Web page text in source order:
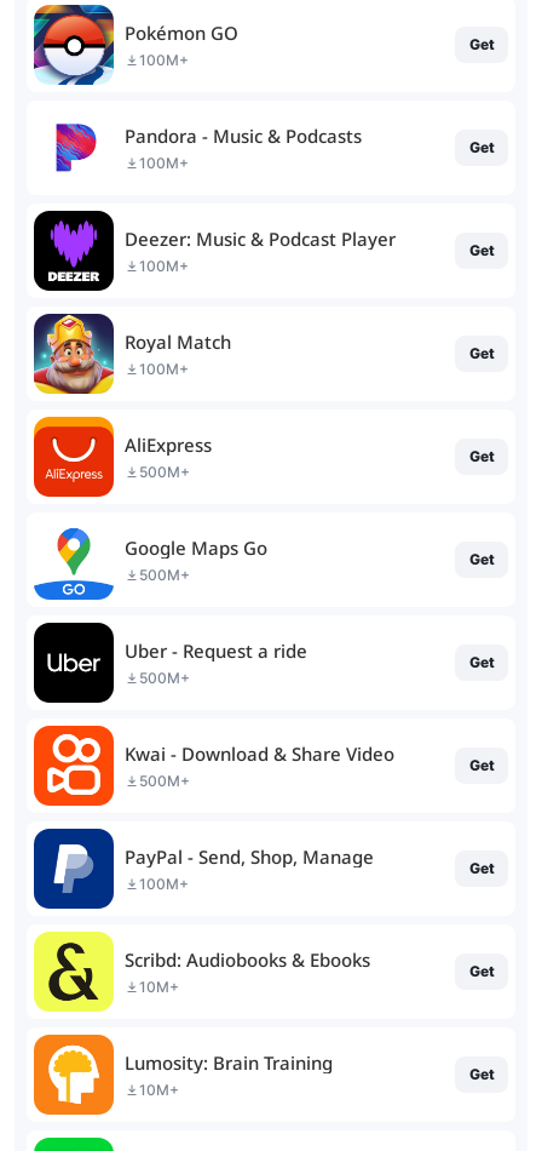
Pokémon GO
100M+
Get
Pandora - Music & Podcasts
100M+
Get
Deezer: Music & Podcast Player
100M+
Get
Royal Match
100M+
Get
AliExpress
500M+
Get
Google Maps Go
500M+
Get
Uber - Request a ride
500M+
Get
Kwai - Download & Share Video
500M+
Get
PayPal - Send, Shop, Manage
100M+
Get
Scribd: Audiobooks & Ebooks
10M+
Get
Lumosity: Brain Training
10M+
Get